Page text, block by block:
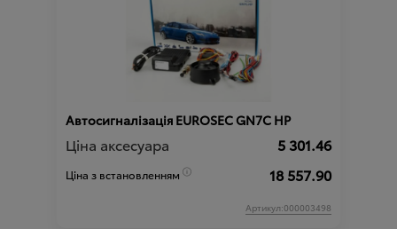
Автосигналізація EUROSEC GN7C HP
Ціна аксесуара 5 301.46
Ціна з встановленням 18 557.90
Артикул:000003498